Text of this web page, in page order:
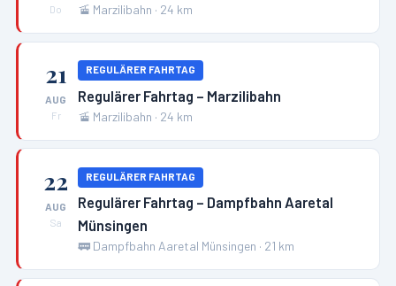
Do
🚡 Marzilibahn · 24 km
21
AUG
Fr
REGULÄRER FAHRTAG
Regulärer Fahrtag – Marzilibahn
🚡 Marzilibahn · 24 km
22
AUG
Sa
REGULÄRER FAHRTAG
Regulärer Fahrtag – Dampfbahn Aaretal
Münsingen
🚃 Dampfbahn Aaretal Münsingen · 21 km